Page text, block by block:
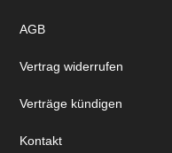
AGB
Vertrag widerrufen
Verträge kündigen
Kontakt